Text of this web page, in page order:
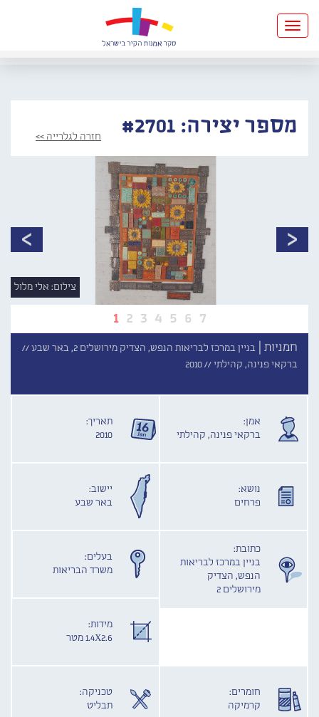
Toggle
navigation
מספר יצירה: #2701 חזרה לגלרייה >>
1 2 3 4 5 6 7
צילום: אלי מלול
חמניות | בניין במרכז לבריאות הנפש, הצדיק מירושלים 2, באר שבע //
ברקאי פנינה, קהילתי //2010
אמן:
ברקאי פנינה, קהילתי
תאריך:
2010
נושא:
פרחים
יישוב:
באר שבע
כתובת:
בניין במרכז לבריאות
הנפש, הצדיק
מירושלים 2
בעלים:
משרד הבריאות
מידות:
1.4X2.6 מטר
חומרים:
קרמיקה
טכניקה:
תבליט